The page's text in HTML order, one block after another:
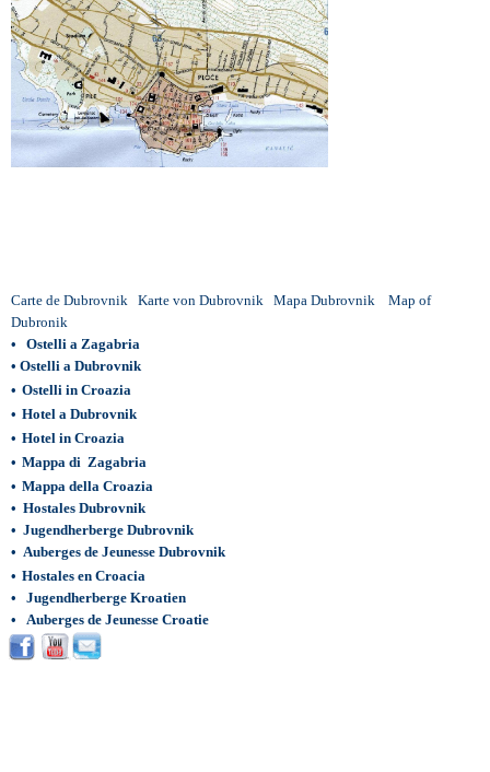
Carte de Dubrovnik Karte von Dubrovnik Mapa Dubrovnik
Map of
Dubronik
•
Ostelli a Zagabria
• Ostelli a Dubrovnik
• Ostelli in Croazia
• Hotel a Dubrovnik
• Hotel in Croazia
• Mappa di Zagabria
• Mappa della Croazia
• Hostales Dubrovnik
• Jugendherberge Dubrovnik
• Auberges de Jeunesse Dubrovnik
• Hostales en Croacia
•
Jugendherberge Kroatien
•
Auberges de Jeunesse Croatie